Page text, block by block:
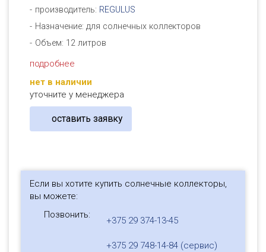
производитель: REGULUS
Назначение: для солнечных коллекторов
Объем: 12 литров
подробнее
нет в наличии
уточните у менеджера
оставить заявку
Если вы хотите купить солнечные коллекторы,
вы можете:
Позвонить:
+375 29 374-13-45
+375 29 748-14-84 (сервис)